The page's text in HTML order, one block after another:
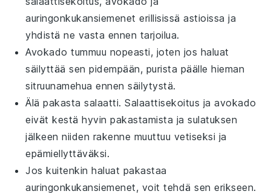
auringonkukansiemenet erillisissä astioissa ja
yhdistä ne vasta ennen tarjoilua.
Avokado tummuu nopeasti, joten jos haluat
säilyttää sen pidempään, purista päälle hieman
sitruunamehua ennen säilytystä.
Älä pakastasalaatti.Salaattisekoitus jaavokado
eivät kestä hyvin pakastamista ja sulatuksen
jälkeen niiden rakenne muuttuu vetiseksi ja
epämiellyttäväksi.
Jos kuitenkin haluat pakastaa
auringonkukansiemenet, voit tehdä sen erikseen.